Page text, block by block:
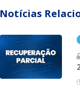
Notícias